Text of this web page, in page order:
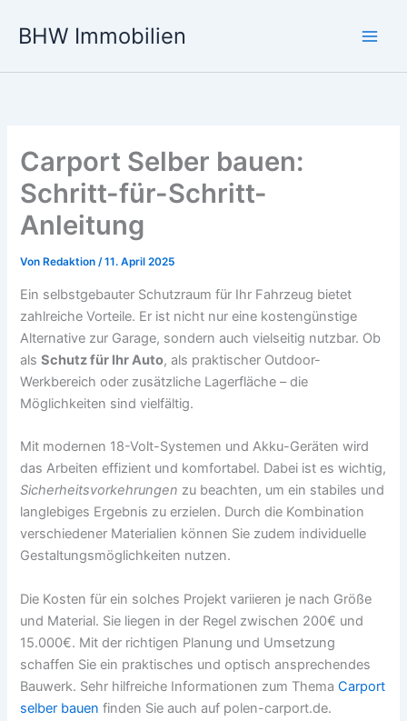
InhaltBHW Immobilien
Carport Selber bauen:
Schritt-für-Schritt-
Anleitung
Von Redaktion/11. April 2025
Ein selbstgebauter Schutzraum für Ihr Fahrzeug bietet
zahlreiche Vorteile. Er ist nicht nur eine kostengünstige
Alternative zur Garage, sondern auch vielseitig nutzbar. Ob
alsSchutz für Ihr Auto, als praktischer Outdoor-
Werkbereich oder zusätzliche Lagerfläche – die
Möglichkeiten sind vielfältig.
Mit modernen 18-Volt-Systemen und Akku-Geräten wird
das Arbeiten effizient und komfortabel. Dabei ist es wichtig,
Sicherheitsvorkehrungen zu beachten, um ein stabiles und
langlebiges Ergebnis zu erzielen. Durch die Kombination
verschiedener Materialien können Sie zudem individuelle
Gestaltungsmöglichkeiten nutzen.
Die Kosten für ein solches Projekt variieren je nach Größe
und Material. Sie liegen in der Regel zwischen 200€ und
15.000€. Mit der richtigen Planung und Umsetzung
schaffen Sie ein praktisches und optisch ansprechendes
Bauwerk. Sehr hilfreiche Informationen zum ThemaCarport
selber bauen finden Sie auch auf polen-carport.de.